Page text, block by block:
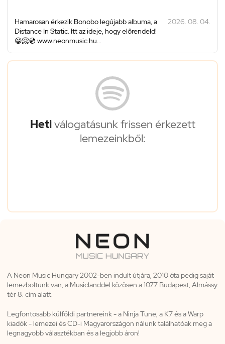
Hamarosan érkezik Bonobo legújabb albuma, a
Distance In Static. Itt az ideje, hogy előrendeld!
😀📀💿 www.neonmusic.hu...
2026. 08. 04.
Hetiválogatásunk frissen érkezett
lemezeinkből:
A Neon Music Hungary 2002-ben indult útjára, 2010 óta pedig saját
lemezboltunk van, a Musiclanddel közösen a 1077 Budapest, Almássy
tér 8. cím alatt.
Legfontosabb külföldi partnereink - a Ninja Tune, a K7 és a Warp
kiadók - lemezei és CD-i Magyarországon nálunk találhatóak meg a
legnagyobb választékban és a legjobb áron!